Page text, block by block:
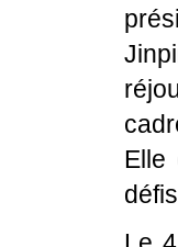
Elle